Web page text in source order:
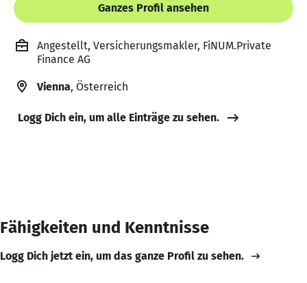
Ganzes Profil ansehen
Angestellt, Versicherungsmakler, FiNUM.Private
Finance AG
Vienna, Österreich
Logg Dich ein, um alle Einträge zu sehen.
Fähigkeiten und Kenntnisse
Logg Dich jetzt ein, um das ganze Profil zu sehen.